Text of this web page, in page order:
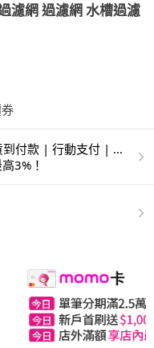
濾網 過濾網 水槽過濾
付款 | 行動支付 | 超
3%！